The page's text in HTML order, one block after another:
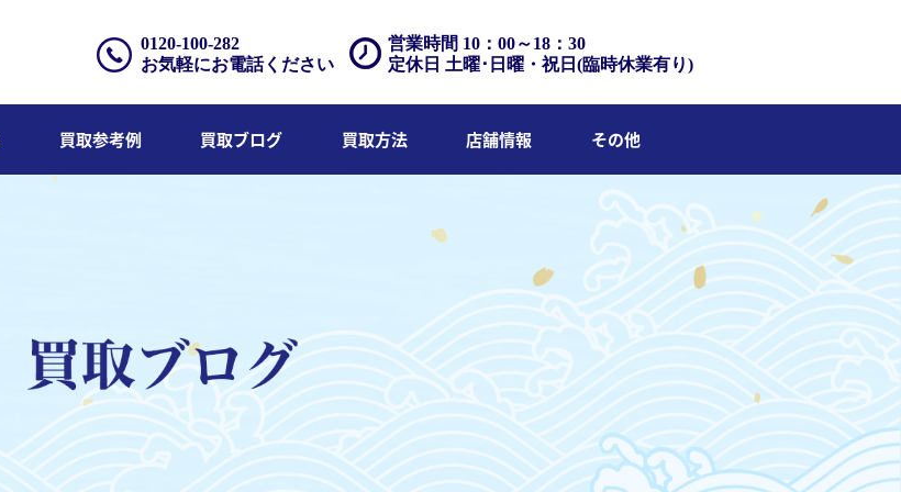
営業時間 10：00～18：30
定休日 土曜･日曜・祝日(臨時休業有り)
0120-100-282
お気軽にお電話ください
買取参考例 買取ブログ 買取方法 店舗情報 その他